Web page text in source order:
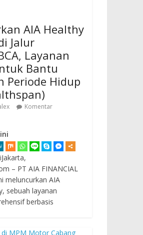
AIA Healthy
Jalur
Layanan
Bantu
Periode Hidup
Komentar
– PT AIA FINANCIAL
meluncurkan AIA
sebuah layanan
berbasis